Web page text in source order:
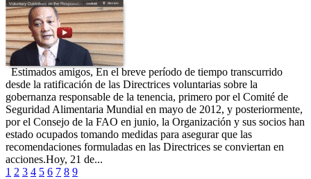
Estimados amigos, En el breve período de tiempo transcurrido
desde la ratificación de las Directrices voluntarias sobre la
gobernanza responsable de la tenencia, primero por el Comité de
Seguridad Alimentaria Mundial en mayo de 2012, y posteriormente,
por el Consejo de la FAO en junio, la Organización y sus socios han
estado ocupados tomando medidas para asegurar que las
recomendaciones formuladas en las Directrices se conviertan en
acciones.Hoy, 21 de...
1 2 3 4 5 6 7 8 9